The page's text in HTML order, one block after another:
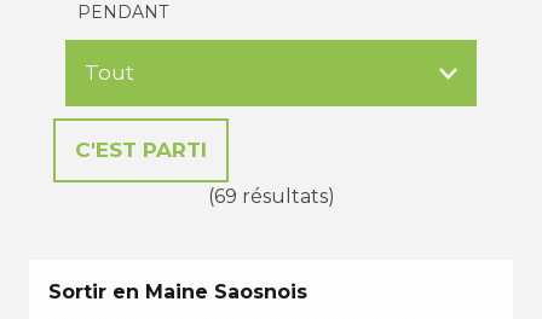
PENDANT
(69 résultats)
Sortir en Maine Saosnois